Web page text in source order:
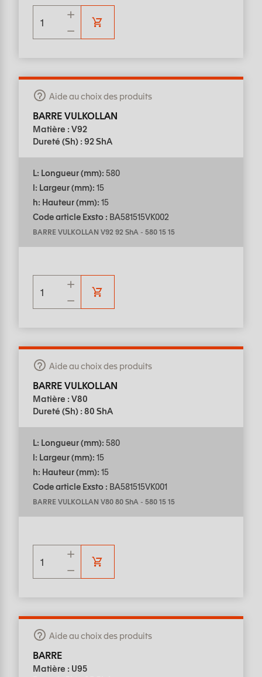
Aide au choix des produits
BARRE VULKOLLAN
Matière : V92
Dureté (Sh) : 92 ShA
L: Longueur (mm): 580
l: Largeur (mm): 15
h: Hauteur (mm): 15
Code article Exsto : BA581515VK002
BARRE VULKOLLAN V92 92 ShA - 580 15 15
Aide au choix des produits
BARRE VULKOLLAN
Matière : V80
Dureté (Sh) : 80 ShA
L: Longueur (mm): 580
l: Largeur (mm): 15
h: Hauteur (mm): 15
Code article Exsto : BA581515VK001
BARRE VULKOLLAN V80 80 ShA - 580 15 15
Aide au choix des produits
BARRE
Matière : U95